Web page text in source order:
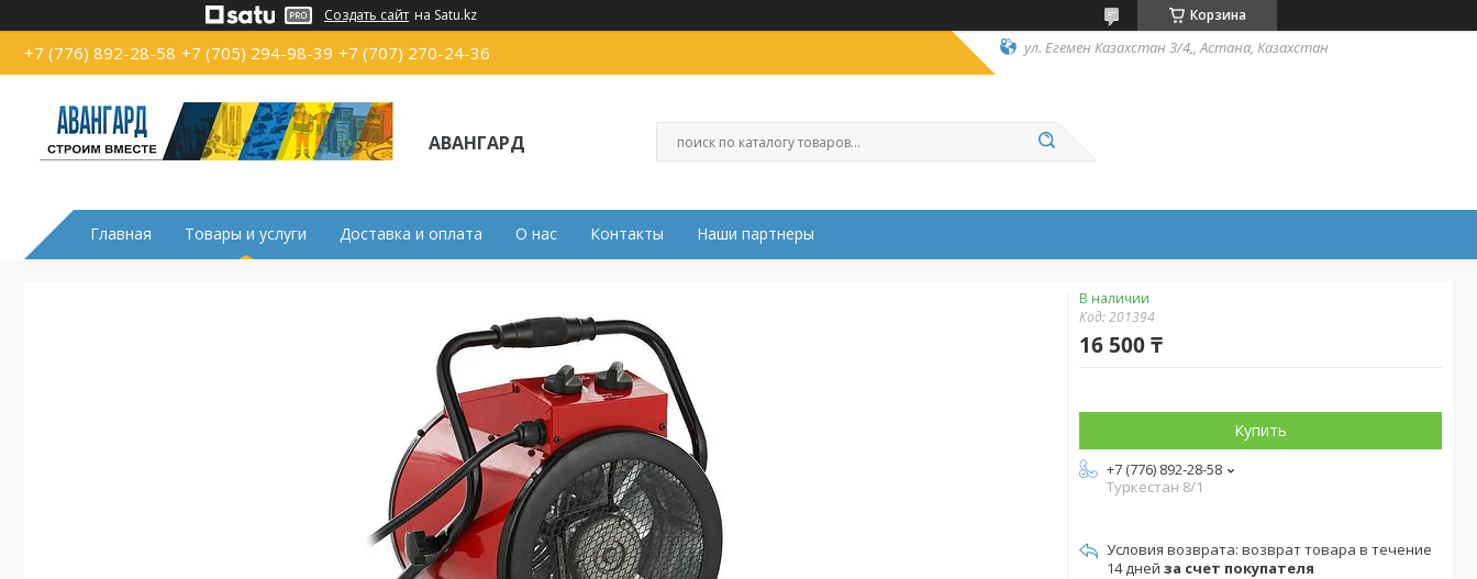
Создать сайт на Satu.kz Корзина
+7 (776) 892-28-58 +7 (705) 294-98-39 +7 (707) 270-24-36 ул. Егемен Казахстан 3/4,, Астана, Казахстан
АВАНГАРД
Главная Товары и услуги Доставка и оплата О нас Контакты Наши партнеры
В наличии
Код:201394
16 500 ₸
Купить
+7 (776) 892-28-58
Туркестан 8/1
возврат товара в течение
14 дней за счет покупателя